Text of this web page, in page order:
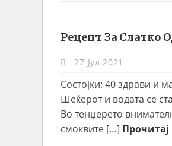
Рецепт За Слатко
27 Јул 2021
Состојки: 40 здрави и
Шеќерот и водата се
Во тенџерето
смоквите […] Прочитај